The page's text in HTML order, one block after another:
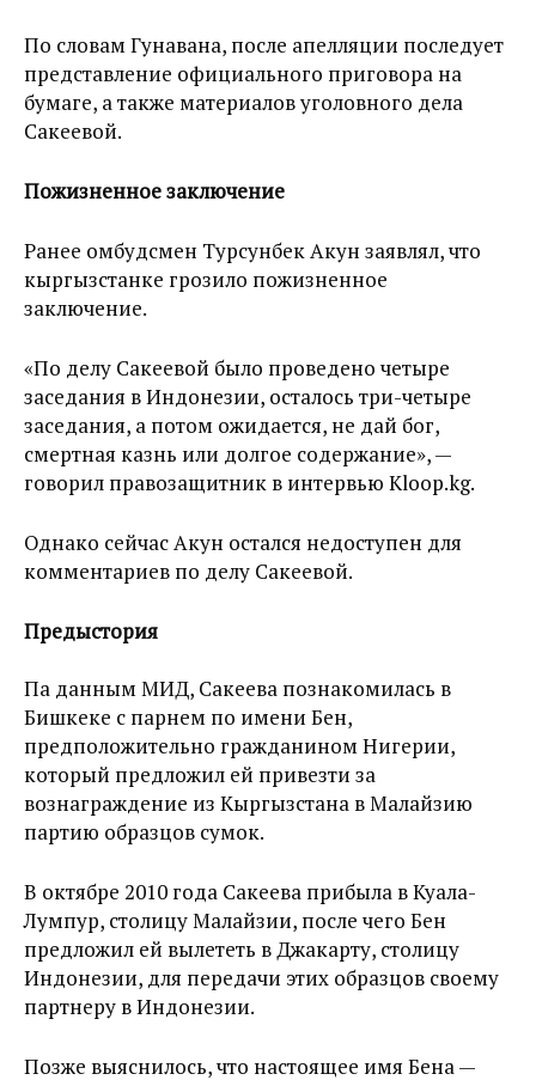
По словам Гунавана, после апелляции последует
представление официального приговора на
бумаге, а также материалов уголовного дела
Сакеевой.
Пожизненное заключение
Ранее омбудсмен Турсунбек Акун заявлял, что
кыргызстанке грозило пожизненное
заключение.
«По делу Сакеевой было проведено четыре
заседания в Индонезии, осталось три-четыре
заседания, а потом ожидается, не дай бог,
смертная казнь или долгое содержание», —
говорил правозащитник в интервью Kloop.kg.
Однако сейчас Акун остался недоступен для
комментариев по делу Сакеевой.
Предыстория
Па данным МИД, Сакеева познакомилась в
Бишкеке с парнем по имени Бен,
предположительно гражданином Нигерии,
который предложил ей привезти за
вознаграждение из Кыргызстана в Малайзию
партию образцов сумок.
В октябре 2010 года Сакеева прибыла в Куала-
Лумпур, столицу Малайзии, после чего Бен
предложил ей вылететь в Джакарту, столицу
Индонезии, для передачи этих образцов своему
партнеру в Индонезии.
Позже выяснилось, что настоящее имя Бена —